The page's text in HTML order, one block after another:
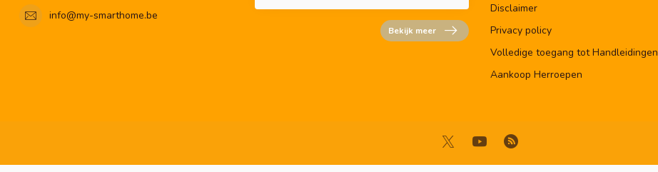
info@my-smarthome.be
Bekijk meer
Disclaimer
Privacy policy
Volledige toegang tot Handleidingen
Aankoop Herroepen